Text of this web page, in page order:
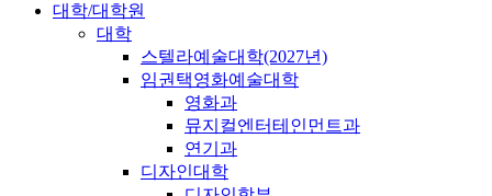
대학/대학원
대학
스텔라예술대학(2027년)
임권택영화예술대학
영화과
뮤지컬엔터테인먼트과
연기과
디자인대학